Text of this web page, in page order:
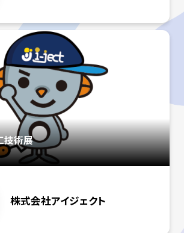
技術展
株式会社アイジェクト